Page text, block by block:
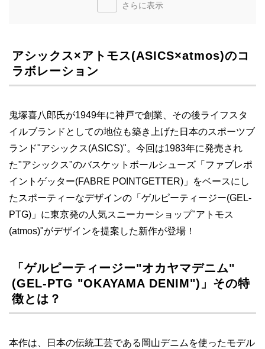
さらに表示
アシックス×アトモス(ASICS×atmos)のコ
ラボレーション
鬼塚喜八郎氏が1949年に神戸で創業、その後ライフスタ
イルブランドとしての地位も築き上げた日本のスポーツブ
ランド"アシックス(ASICS)"。今回は1983年に発売され
た"アシックス"のバスケットボールシューズ「ファブレポ
イントゲッター(FABRE POINTGETTER)」をベースにし
たスポーティーなデザインの「ゲルピーティージー(GEL-
PTG)」に東京発の人気スニーカーショップ"アトモス
(atmos)"がデザインを提案した新作が登場！
「ゲルピーティージー"オカヤマデニム"
(GEL-PTG "OKAYAMA DENIM")」その特
徴とは？
本作は、日本の伝統工芸である岡山デニムを使ったモデル